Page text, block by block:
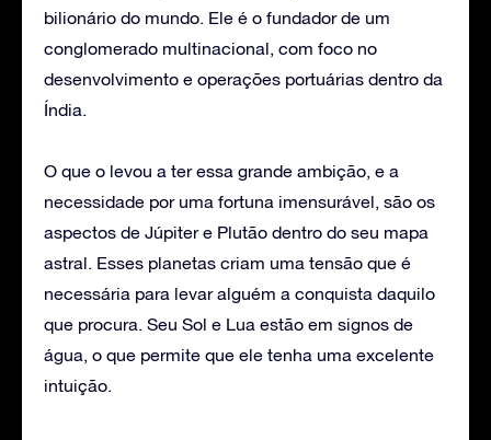
bilionário do mundo. Ele é o fundador de um
conglomerado multinacional, com foco no
desenvolvimento e operações portuárias dentro da
Índia.
O que o levou a ter essa grande ambição, e a
necessidade por uma fortuna imensurável, são os
aspectos de Júpiter e Plutão dentro do seu mapa
astral. Esses planetas criam uma tensão que é
necessária para levar alguém a conquista daquilo
que procura. Seu Sol e Lua estão em signos de
água, o que permite que ele tenha uma excelente
intuição.